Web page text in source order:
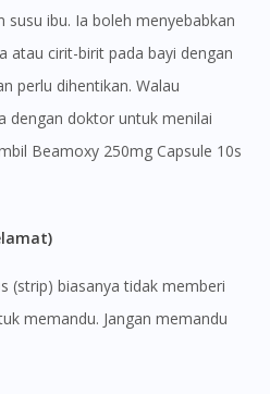
susu ibu. Ia boleh menyebabkan
atau cirit-birit pada bayi dengan
perlu dihentikan. Walau
dengan doktor untuk menilai
Beamoxy 250mg Capsule 10s
(strip) biasanya tidak memberi
memandu. Jangan memandu